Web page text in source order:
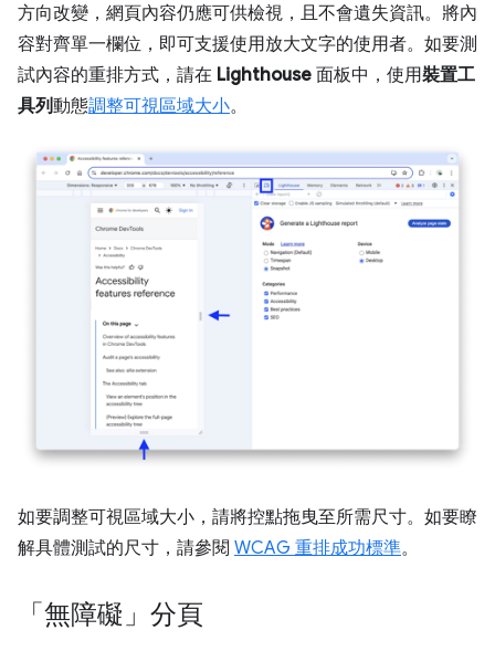
方向改變，網頁內容仍應可供檢視，且不會遺失資訊。將內
容對齊單一欄位，即可支援使用放大文字的使用者。如要測
試內容的重排方式，請在 Lighthouse 面板中，使用裝置工
具列動態調整可視區域大小。
如要調整可視區域大小，請將控點拖曳至所需尺寸。如要瞭
解具體測試的尺寸，請參閱 WCAG 重排成功標準。
「無障礙」分頁